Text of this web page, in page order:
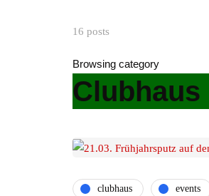
16 posts
Browsing category
Clubhaus
clubhaus events